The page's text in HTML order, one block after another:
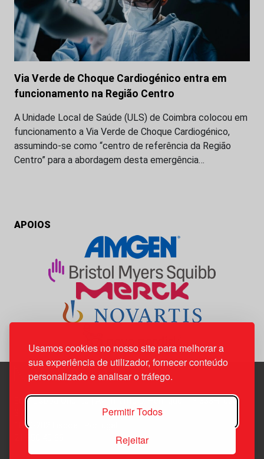
Usamos cookies no nosso site para melhorar a
sua experiência de utilizador, fornecer conteúdo
personalizado e analisar o tráfego.
Permitir Todos
Rejeitar
Via Verde de Choque Cardiogénico entra em
funcionamento na Região Centro
A Unidade Local de Saúde (ULS) de Coimbra colocou em
funcionamento a Via Verde de Choque Cardiogénico,
assumindo-se como “centro de referência da Região
Centro” para a abordagem desta emergência…
APOIOS
Edif. Lisboa Oriente | Av. Infante D. Henrique, n.º 333H, esc.
1800-282 Lisboa | Portugal